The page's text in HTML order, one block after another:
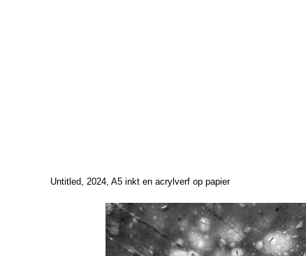
Untitled, 2024, A5 inkt en acrylverf op papier